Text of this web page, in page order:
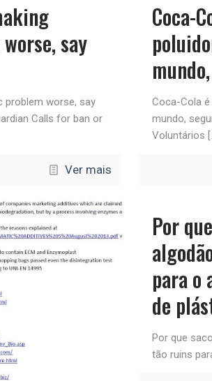
say
problem worse, say
Calls for ban or
Ver mais
Coca-
Coca-Cola
mundo,
Voluntários
Por
para o
de
Por que
tão ruins